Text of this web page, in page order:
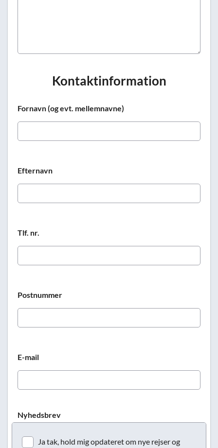
Kontaktinformation
Fornavn (og evt. mellemnavne)
Efternavn
Tlf. nr.
Postnummer
E-mail
Nyhedsbrev
Ja tak, hold mig opdateret om nye rejser og